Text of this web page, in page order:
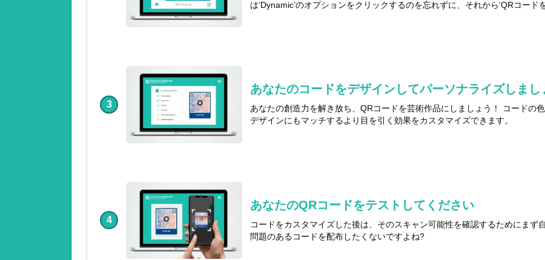
は‘Dynamic’のオプションをクリックするのを忘れずに、それから‘QRコード
3
あなたのコードをデザインしてパーソナライズしまし
あなたの創造力を解き放ち、QRコードを芸術作品にしましょう！ コードの
デザインにもマッチするより目を引く効果をカスタマイズできます。
4
あなたのQRコードをテストしてください
コードをカスタマイズした後は、そのスキャン可能性を確認するためにまず
問題のあるコードを配布したくないですよね?